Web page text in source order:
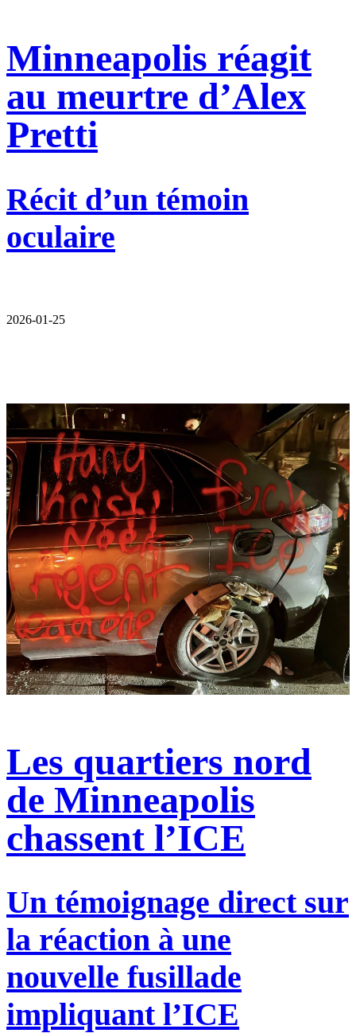
Minneapolis réagit
au meurtre d’Alex
Pretti
Récit d’un témoin
oculaire
2026-01-25
Les quartiers nord
de Minneapolis
chassent l’ICE
Un témoignage direct sur
la réaction à une
nouvelle fusillade
impliquant l’ICE